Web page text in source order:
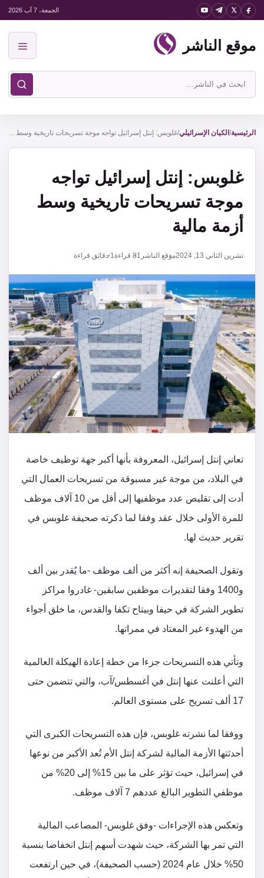
انتقل
المحتوى
الجمعة، 7 آب 2026
موقع الناشر
ابحث
في
الناشر
الرئيسية/ الكيان الإسرائيلي/ غلوبس: إنتل إسرائيل تواجه موجة تسريحات تاريخية وسط أزمة مالية
غلوبس: إنتل إسرائيل تواجه
موجة تسريحات تاريخية وسط
أزمة مالية
تشرين الثاني 13, 2024 موقع الناشر 81 قراءة1 دقائق قراءة
تعاني إنتل إسرائيل، المعروفة بأنها أكبر جهة توظيف خاصة
في البلاد، من موجة غير مسبوقة من تسريحات العمال التي
أدت إلى تقليص عدد موظفيها إلى أقل من 10 آلاف موظف
للمرة الأولى خلال عقد وفقا لما ذكرته صحيفة غلوبس في
تقرير حديث لها.
وتقول الصحيفة إنه أكثر من ألف موظف -ما يُقدر بين ألف
و1400 وفقا لتقديرات موظفين سابقين- غادروا مراكز
تطوير الشركة في حيفا وبيتاح تكفا والقدس، ما خلق أجواء
من الهدوء غير المعتاد في ممراتها.
وتأتي هذه التسريحات جزءا من خطة إعادة الهيكلة العالمية
التي أعلنت عنها إنتل في أغسطس/آب، والتي تتضمن حتى
17 ألف تسريح على مستوى العالم.
ووفقا لما نشرته غلوبس، فإن هذه التسريحات الكبرى التي
أحدثتها الأزمة المالية لشركة إنتل الأم تُعد الأكبر من نوعها
في إسرائيل، حيث تؤثر على ما بين 15% إلى 20% من
موظفي التطوير البالغ عددهم 7 آلاف موظف.
وتعكس هذه الإجراءات -وفق غلوبس- المصاعب المالية
التي تمر بها الشركة، حيث شهدت أسهم إنتل انخفاضا بنسبة
50% خلال عام 2024 (حسب الصحيفة)، في حين ارتفعت